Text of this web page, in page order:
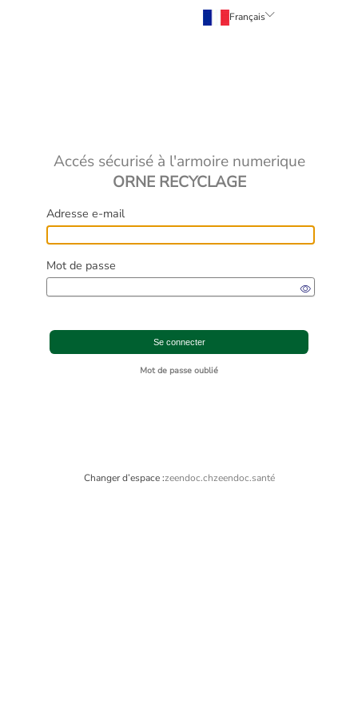
Français
ORNE RECYCLAGE
Adresse e-mail
Mot de passe
Changer d’espace :zeendoc.chzeendoc.santé